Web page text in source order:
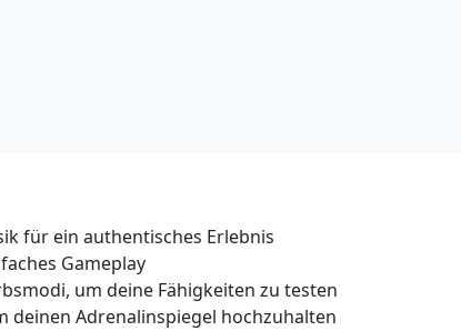
für ein authentisches Erlebnis
Gameplay
um deine Fähigkeiten zu testen
deinen Adrenalinspiegel hochzuhalten